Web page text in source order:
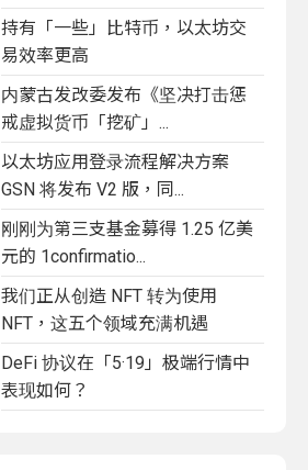
持有「一些」比特币，以太坊交
易效率更高
内蒙古发改委发布《坚决打击惩
戒虚拟货币「挖矿」...
以太坊应用登录流程解决方案
GSN 将发布 V2 版，同...
刚刚为第三支基金募得 1.25 亿美
元的 1confirmatio...
我们正从创造 NFT 转为使用
NFT，这五个领域充满机遇
DeFi 协议在「5·19」极端行情中
表现如何？